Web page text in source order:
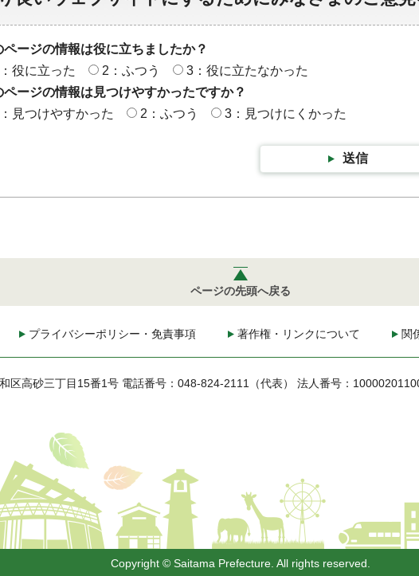
ページの情報は役に立ちましたか？
役に立った
2：ふつう
3：役に立たなかった
ページの情報は見つけやすかったですか？
見つけやすかった
2：ふつう 3：見つけにくかった
送信
ページの先頭へ戻る
プライバシーポリシー・免責事項 著作権・リンクについて 関
区高砂三丁目15番1号 電話番号：048-824-2111（代表） 法人番号：
Copyright © Saitama Prefecture. All rights reserved.